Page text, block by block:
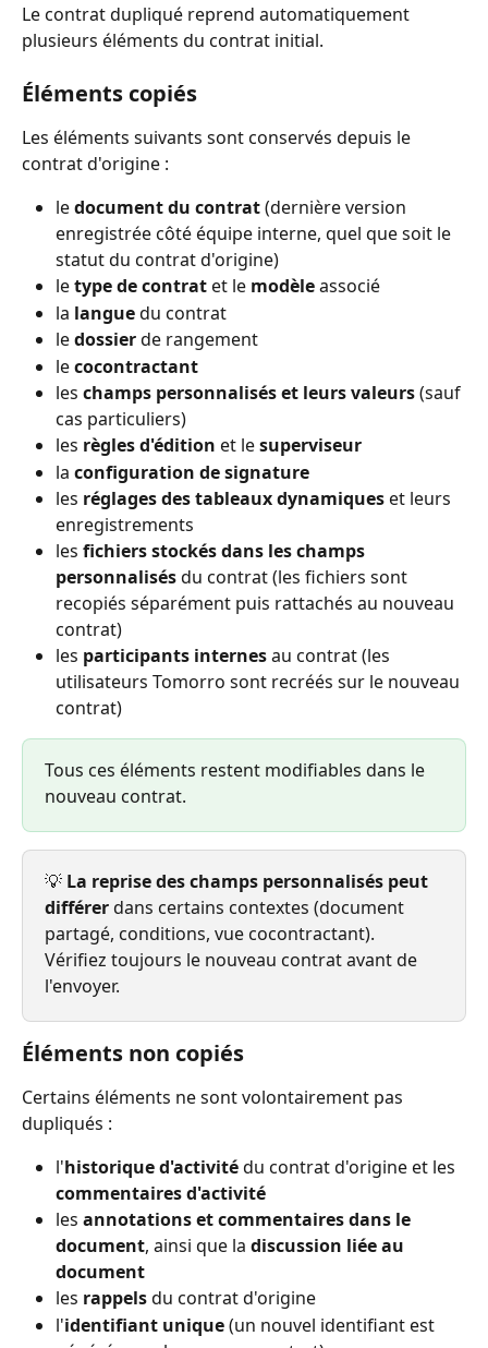
Le contrat dupliqué reprend automatiquement
plusieurs éléments du contrat initial.
Éléments copiés
Les éléments suivants sont conservés depuis le
contrat d'origine :
le document du contrat (dernière version
enregistrée côté équipe interne, quel que soit le
statut du contrat d'origine)
le type de contrat et le modèle associé
la langue du contrat
le dossier de rangement
le cocontractant
les champs personnalisés et leurs valeurs (sauf
cas particuliers)
les règles d'édition et le superviseur
la configuration de signature
les réglages des tableaux dynamiques et leurs
enregistrements
les fichiers stockés dans les champs
personnalisés du contrat (les fichiers sont
recopiés séparément puis rattachés au nouveau
contrat)
les participants internes au contrat (les
utilisateurs Tomorro sont recréés sur le nouveau
contrat)
Tous ces éléments restent modifiables dans le
nouveau contrat.
💡 La reprise des champs personnalisés peut
différer dans certains contextes (document
partagé, conditions, vue cocontractant).
Vérifiez toujours le nouveau contrat avant de
l'envoyer.
Éléments non copiés
Certains éléments ne sont volontairement pas
dupliqués :
l'historique d'activité du contrat d'origine et les
commentaires d'activité
les annotations et commentaires dans le
document, ainsi que la discussion liée au
document
les rappels du contrat d'origine
l'identifiant unique (un nouvel identifiant est